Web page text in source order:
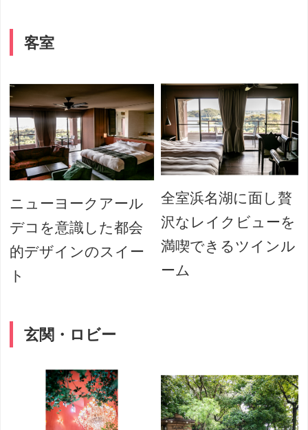
客室
ニューヨークアール
デコを意識した都会
的デザインのスイー
ト
全室浜名湖に面し贅
沢なレイクビューを
満喫できるツインル
ーム
玄関・ロビー